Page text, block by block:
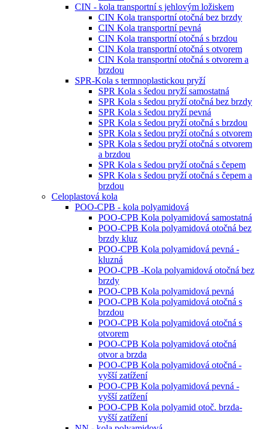
CIN - kola transportní s jehlovým ložiskem
CIN Kola transportní otočná bez brzdy
CIN Kola transportní pevná
CIN Kola transportní otočná s brzdou
CIN Kola transportní otočná s otvorem
CIN Kola transportní otočná s otvorem a
brzdou
SPR-Kola s termnoplastickou pryží
SPR Kola s šedou pryží samostatná
SPR Kola s šedou pryží otočná bez brzdy
SPR Kola s šedou pryží pevná
SPR Kola s šedou pryží otočná s brzdou
SPR Kola s šedou pryží otočná s otvorem
SPR Kola s šedou pryží otočná s otvorem
a brzdou
SPR Kola s šedou pryží otočná s čepem
SPR Kola s šedou pryží otočná s čepem a
brzdou
Celoplastová kola
POO-CPB - kola polyamidová
POO-CPB Kola polyamidová samostatná
POO-CPB Kola polyamidová otočná bez
brzdy kluz
POO-CPB Kola polyamidová pevná -
kluzná
POO-CPB -Kola polyamidová otočná bez
brzdy
POO-CPB Kola polyamidová pevná
POO-CPB Kola polyamidová otočná s
brzdou
POO-CPB Kola polyamidová otočná s
otvorem
POO-CPB Kola polyamidová otočná
otvor a brzda
POO-CPB Kola polyamidová otočná -
vyšší zatížení
POO-CPB Kola polyamidová pevná -
vyšší zatížení
POO-CPB Kola polyamid otoč. brzda-
vyšší zatížení